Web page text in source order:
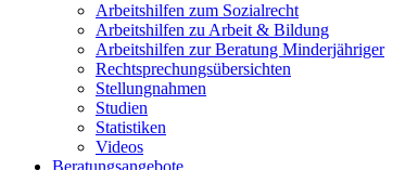
Arbeitshilfen zum Sozialrecht
Arbeitshilfen zu Arbeit & Bildung
Arbeitshilfen zur Beratung Minderjähriger
Rechtsprechungsübersichten
Stellungnahmen
Studien
Statistiken
Videos
Beratungsangebote